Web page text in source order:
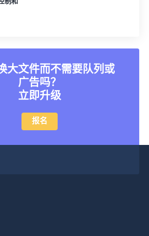
制和
大文件而不需要队列或
广告吗？
立即升级
报名